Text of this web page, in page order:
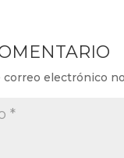
electrónico